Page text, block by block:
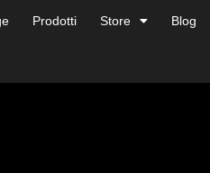
Prodotti Store Blog